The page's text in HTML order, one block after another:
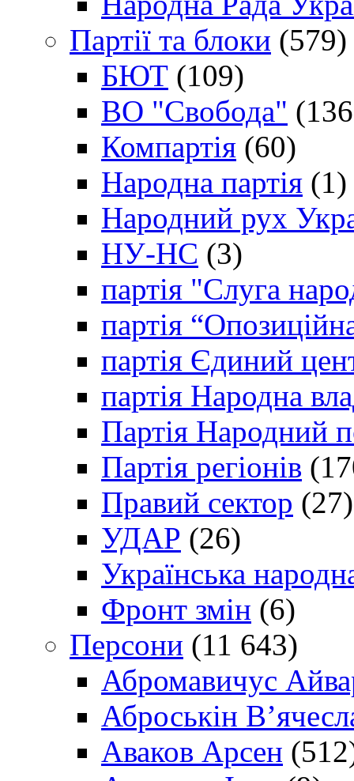
Партії та блоки (579)
БЮТ (109)
ВО "Свобода"
Компартія (60)
Народна партія (1)
Народний рух
НУ-НС (3)
партія "Слуга
партія
партія Єдиний
партія Народна
Партія Народний
Партія регіонів
Правий сектор (27)
УДАР (26)
Українська
Фронт змін (6)
Персони (11 643)
Абромавичус
Аброськін
Аваков Арсен